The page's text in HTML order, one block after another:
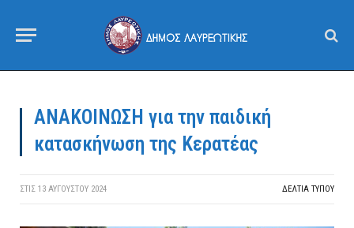
ΑΝΑΚΟΙΝΩΣΗ για την παιδική
κατασκήνωση της Κερατέας
ΣΤΙΣ 13 ΑΥΓΟΎΣΤΟΥ 2024 ΔΕΛΤΙΑ ΤΥΠΟΥ